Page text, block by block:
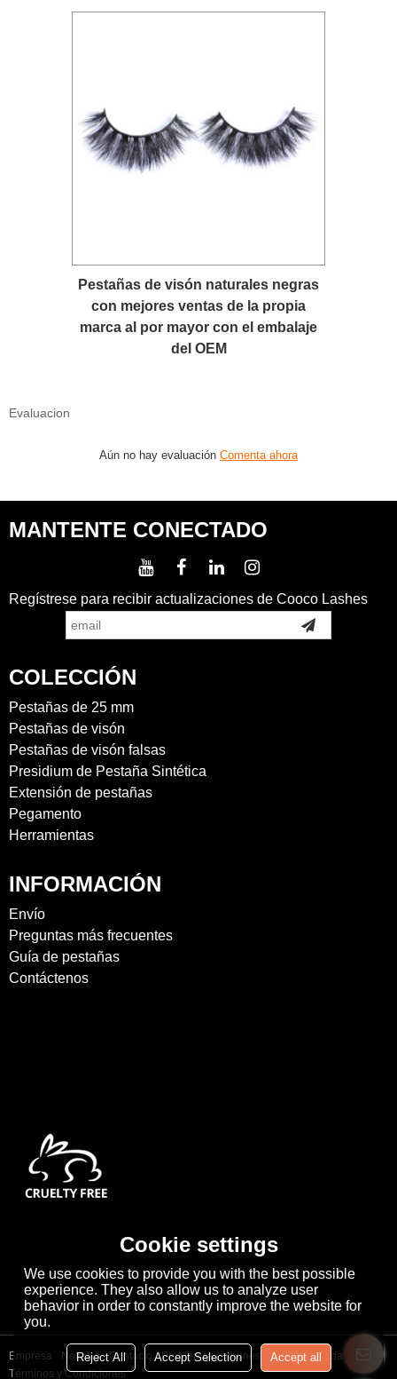
Pestañas de visón naturales negras
con mejores ventas de la propia
marca al por mayor con el embalaje
del OEM
Evaluacion
Aún no hay evaluación Comenta ahora
MANTENTE CONECTADO
Regístrese para recibir actualizaciones de Cooco Lashes
COLECCIÓN
Pestañas de 25 mm
Pestañas de visón
Pestañas de visón falsas
Presidium de Pestaña Sintética
Extensión de pestañas
Pegamento
Herramientas
INFORMACIÓN
Envío
Preguntas más frecuentes
Guía de pestañas
Contáctenos
Empresa Noticias Contacto Problemas comunes
Noticia Privada
Términos y Condiciones
Cookie settings
We use cookies to provide you with the best possible
experience. They also allow us to analyze user
behavior in order to constantly improve the website for
you.
Reject All Accept Selection Accept all